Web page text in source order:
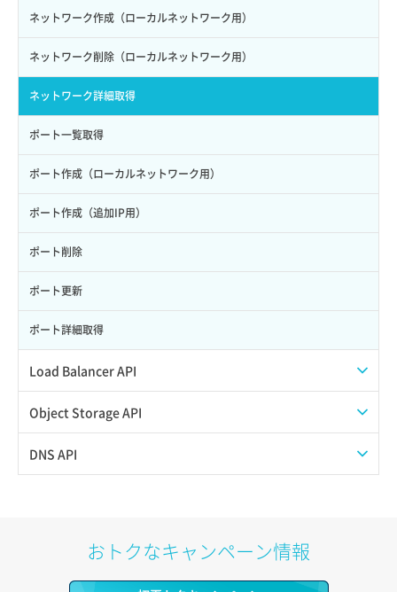
自動バックアップ有効化
自動バックアップ無効化
サーバーメタデータ取得
サーバーメタデータ更新（ネームタグ変更）
サーバー一覧取得
サーバー作成
サーバー再構築（OS再インストール）
サーバー利用状況グラフ（CPU）
サーバー利用状況グラフ（ディスクIO）
サーバー利用状況グラフ（トラフィック）
サーバー削除
サーバー操作（起動/停止/再起動/強制停止）
サーバー設定切替
ポートデタッチ
ネットワーク作成（ローカルネットワーク用）
ネットワーク削除（ローカルネットワーク用）
ネットワーク詳細取得
ポート一覧取得
ポート作成（ローカルネットワーク用）
ポート作成（追加IP用）
ポート削除
ポート更新
ポート詳細取得
Load Balancer API
プール一覧取得
プール作成
Object Storage API
Web公開
DNS API
おトクなキャンペーン情報